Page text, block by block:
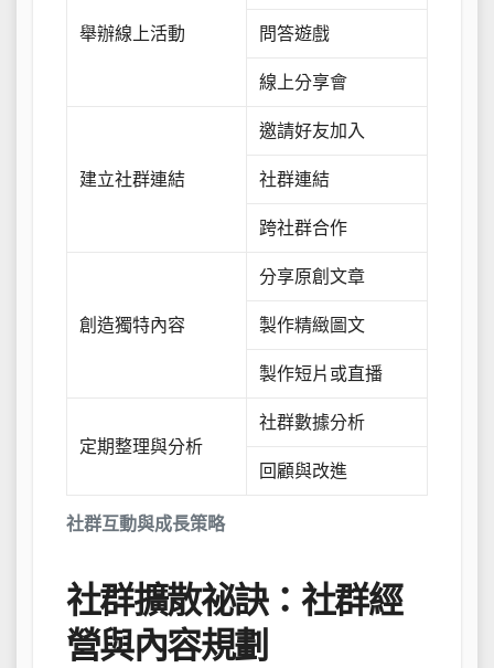
社群互動與成長策略
舉辦線上活動 問答遊戲
線上分享會
建立社群連結
邀請好友加入
社群連結
跨社群合作
創造獨特內容
分享原創文章
製作精緻圖文
製作短片或直播
定期整理與分析
社群數據分析
回顧與改進
社群擴散祕訣：社群經
營與內容規劃